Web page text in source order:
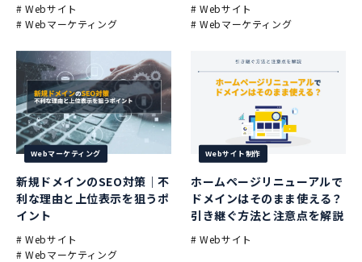
# Webサイト
# Webマーケティング
# Webサイト
# Webマーケティング
Webマーケティング
新規ドメインのSEO対策｜不
利な理由と上位表示を狙うポ
イント
# Webサイト
# Webマーケティング
Webサイト制作
ホームページリニューアルで
ドメインはそのまま使える？
引き継ぐ方法と注意点を解説
# Webサイト